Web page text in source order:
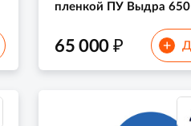
пленкой ПУ Выдра 650
65 000 ₽ +